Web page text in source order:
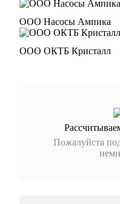
ООО Насосы Ампика
ООО ОКТБ Кристалл
Пожалуйста